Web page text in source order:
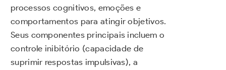
processos cognitivos, emoções e
comportamentos para atingir objetivos.
Seus componentes principais incluem o
controle inibitório (capacidade de
suprimir respostas impulsivas), a